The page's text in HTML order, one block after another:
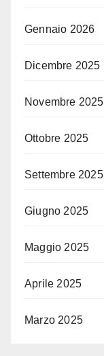
Gennaio 2026
Dicembre 2025
Novembre 2025
Ottobre 2025
Settembre 2025
Giugno 2025
Maggio 2025
Aprile 2025
Marzo 2025